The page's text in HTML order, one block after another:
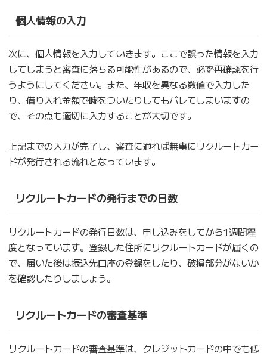
個人情報の入力
次に、個人情報を入力していきます。ここで誤った情報を入力
してしまうと審査に落ちる可能性があるので、必ず再確認を行
うようにしてください。また、年収を異なる数値で入力した
り、借り入れ金額で嘘をついたりしてもバレてしまいますの
で、その点も適切に入力することが大切です。
上記までの入力が完了し、審査に通れば無事にリクルートカー
ドが発行される流れとなっています。
リクルートカードの発行までの日数
リクルートカードの発行日数は、申し込みをしてから1週間程
度となっています。登録した住所にリクルートカードが届くの
で、届いた後は振込先口座の登録をしたり、破損部分がないか
を確認したりしましょう。
リクルートカードの審査基準
リクルートカードの審査基準は、クレジットカードの中でも低